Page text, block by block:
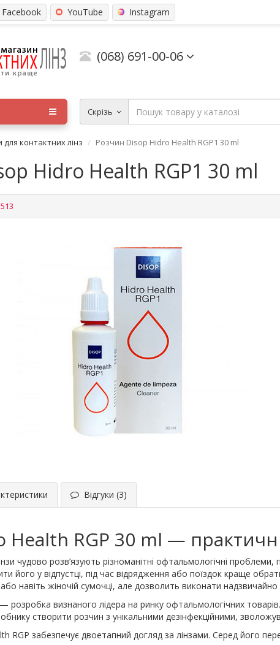
Facebook YouTube Instagram
(068) 691-00-06
Скрізь
контактних лінз Розчин Disop Hidro Health RGP1 30 ml
Hidro Health RGP1 30 ml
513
Відгуки (3)
Health RGP 30 ml —
чудово розв’язують різноманітні офтальмологічні
його у відпустці, під час відрядження або поїздок краще
або навіть жіночій сумочці, але дозволить виконати
розробка визнаного лідера на ринку офтальмологічних
створити розчин з унікальними дезінфекційними,
RGP забезпечує двоетапний догляд за лінзами. Серед його